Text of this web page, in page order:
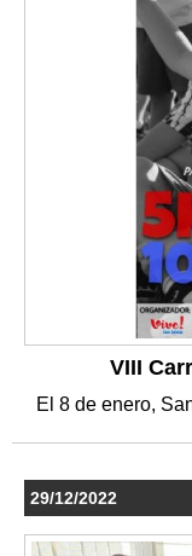
VIII
El 8 de enero,
29/12/2022